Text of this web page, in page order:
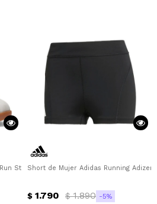
Star Trainer OX Converse - Blanco -
Short de Mujer Adidas Running
$ 1.790 $ 1.890 5